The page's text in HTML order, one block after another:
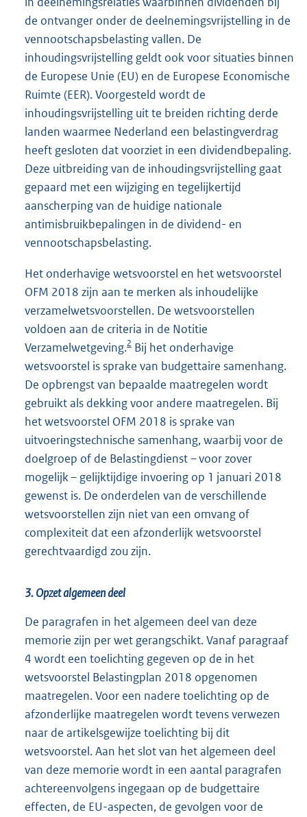
de ontvanger onder de deelnemingsvrijstelling in de
vennootschapsbelasting vallen. De
inhoudingsvrijstelling geldt ook voor situaties binnen
de Europese Unie (EU) en de Europese Economische
Ruimte (EER). Voorgesteld wordt de
inhoudingsvrijstelling uit te breiden richting derde
landen waarmee Nederland een belastingverdrag
heeft gesloten dat voorziet in een dividendbepaling.
Deze uitbreiding van de inhoudingsvrijstelling gaat
gepaard met een wijziging en tegelijkertijd
aanscherping van de huidige nationale
antimisbruikbepalingen in de dividend- en
vennootschapsbelasting.
Het onderhavige wetsvoorstel en het wetsvoorstel
OFM 2018 zijn aan te merken als inhoudelijke
verzamelwetsvoorstellen. De wetsvoorstellen
voldoen aan de criteria in de Notitie
Verzamelwetgeving.2 Bij het onderhavige
wetsvoorstel is sprake van budgettaire samenhang.
De opbrengst van bepaalde maatregelen wordt
gebruikt als dekking voor andere maatregelen. Bij
het wetsvoorstel OFM 2018 is sprake van
uitvoeringstechnische samenhang, waarbij voor de
doelgroep of de Belastingdienst – voor zover
mogelijk – gelijktijdige invoering op 1 januari 2018
gewenst is. De onderdelen van de verschillende
wetsvoorstellen zijn niet van een omvang of
complexiteit dat een afzonderlijk wetsvoorstel
gerechtvaardigd zou zijn.
3. Opzet algemeen deel
De paragrafen in het algemeen deel van deze
memorie zijn per wet gerangschikt. Vanaf paragraaf
4 wordt een toelichting gegeven op de in het
wetsvoorstel Belastingplan 2018 opgenomen
maatregelen. Voor een nadere toelichting op de
afzonderlijke maatregelen wordt tevens verwezen
naar de artikelsgewijze toelichting bij dit
wetsvoorstel. Aan het slot van het algemeen deel
van deze memorie wordt in een aantal paragrafen
achtereenvolgens ingegaan op de budgettaire
effecten, de EU-aspecten, de gevolgen voor de